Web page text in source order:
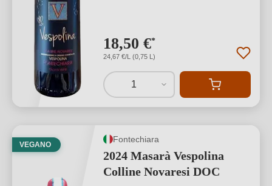
18,50 €*
24,67 €/L (0,75 L)
1
VEGANO
Fontechiara
2024 Masarà Vespolina
Colline Novaresi DOC